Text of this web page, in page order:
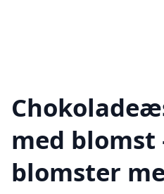
med blomst
blomster